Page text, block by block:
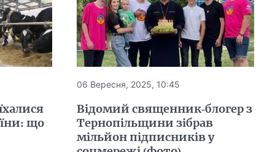
що
06 Вересня, 2025, 10:45
Відомий священник-блогер з
Тернопільщини зібрав
мільйон підписників у